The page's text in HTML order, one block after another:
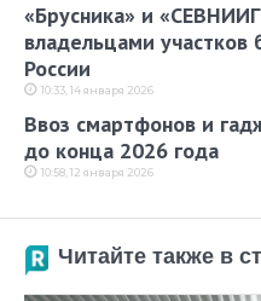
«Брусника» и
владельцами участков
России
10:33, 14 января 2026
Ввоз смартфонов и
до конца 2026 года
10:58, 12 января 2026
Читайте также в